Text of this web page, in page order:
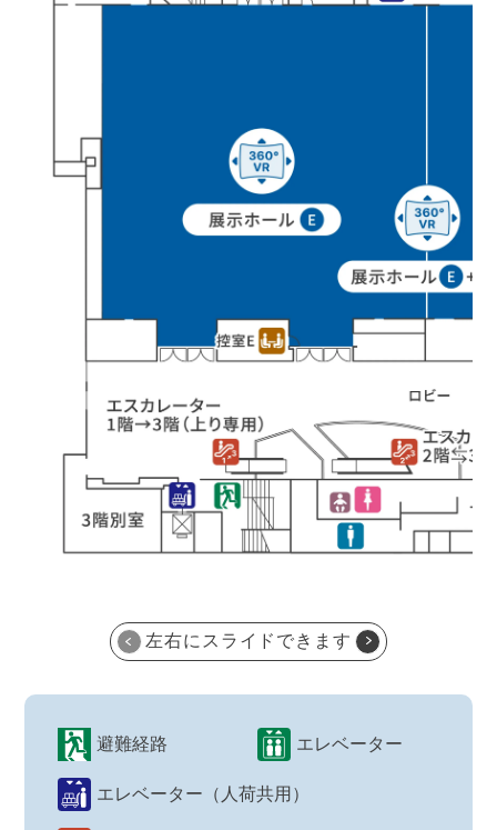
左右にスライドできます
避難経路 エレベーター
エレベーター（人荷共用）